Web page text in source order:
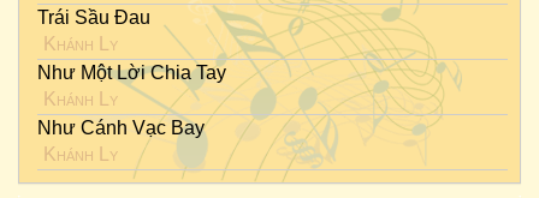
Trái Sầu Đau
Khánh Ly
Như Một Lời Chia Tay
Khánh Ly
Như Cánh Vạc Bay
Khánh Ly